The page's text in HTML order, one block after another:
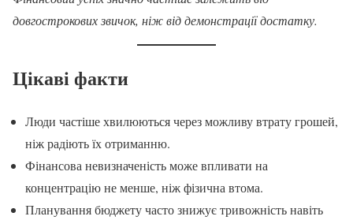
довгострокових звичок, ніж від демонстрації достатку.
Цікаві факти
Люди частіше хвилюються через можливу втрату грошей,
ніж радіють їх отриманню.
Фінансова невизначеність може впливати на
концентрацію не менше, ніж фізична втома.
Планування бюджету часто знижує тривожність навіть